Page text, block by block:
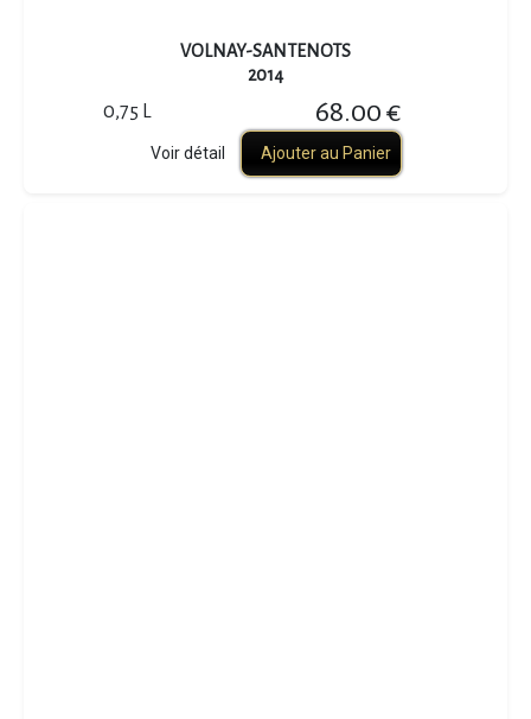
VOLNAY-SANTENOTS
2014
0,75 L 68.00 €
Voir détail Ajouter au Panier